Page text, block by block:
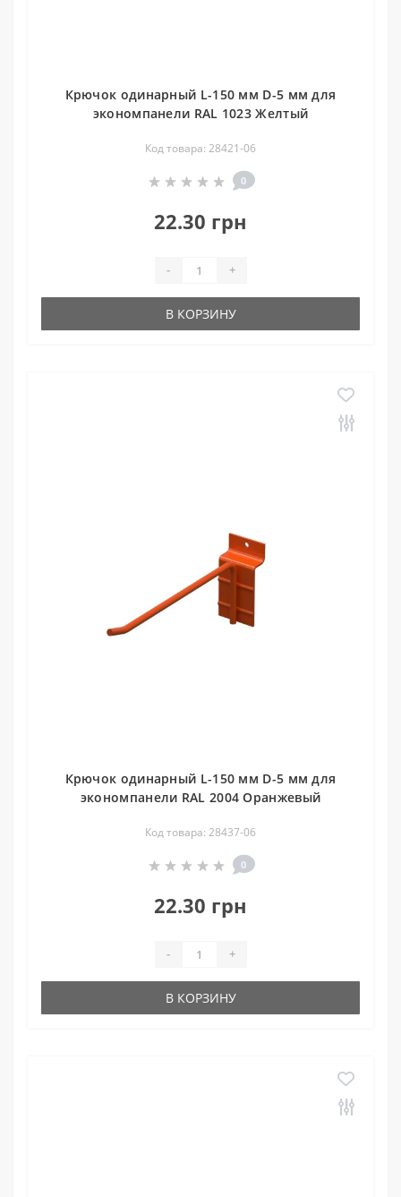
Крючок одинарный L-150 мм D-5 мм для
экономпанели RAL 1023 Желтый
Код товара: 28421-06
0
22.30 грн
- +
В КОРЗИНУ
Крючок одинарный L-150 мм D-5 мм для
экономпанели RAL 2004 Оранжевый
Код товара: 28437-06
0
22.30 грн
- +
В КОРЗИНУ